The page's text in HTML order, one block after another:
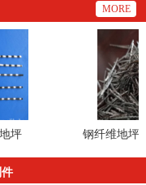
MORE
钢纤维地坪出